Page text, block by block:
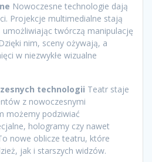
Nowoczesne technologie dają
Projekcje multimedialne stają
twórczą manipulację
nim, sceny ożywają, a
w niezwykłe wizualne
technologii Teatr staje
z nowoczesnymi
możemy podziwiać
hologramy czy nawet
nowe oblicze teatru, które
jak i starszych widzów.